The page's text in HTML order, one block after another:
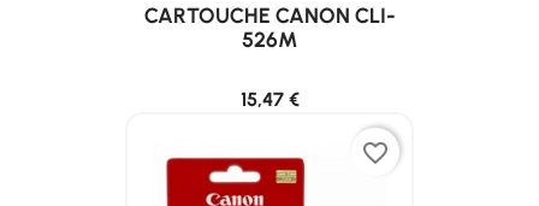
CARTOUCHE CANON CLI-
526M
15,47 €
favorite_border